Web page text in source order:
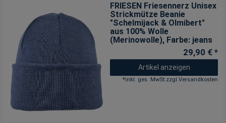
FRIESEN Friesennerz Unisex
Strickmütze Beanie
"Schelmijack & Olmibert"
aus 100% Wolle
(Merinowolle), Farbe: jeans
29,90 € *
Artikel anzeigen
*inkl. ges. MwSt.zzgl.Versandkosten